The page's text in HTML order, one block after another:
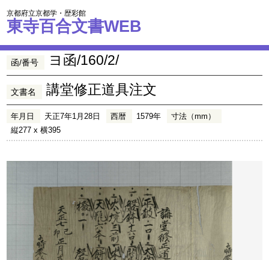
京都府立京都学・歴彩館
東寺百合文書WEB
函/番号 ヨ函/160/2/
文書名 講堂修正道具注文
年月日 天正7年1月28日 西暦 1579年
寸法（mm）
縦277 x 横395